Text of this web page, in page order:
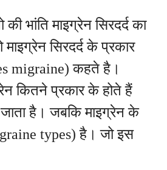
की भांति माइग्रेन सिरदर्द का
सिरदर्द के प्रकार
migraine) कहते है।
कितने प्रकार के होते हैं
जाता है। जबकि माइग्रेन के
types) है। जो इस